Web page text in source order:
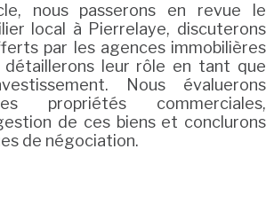
nous passerons en revue le
local à Pierrelaye, discuterons
par les agences immobilières
détaillerons leur rôle en tant que
Nous évaluerons
propriétés commerciales,
de ces biens et conclurons
de négociation.